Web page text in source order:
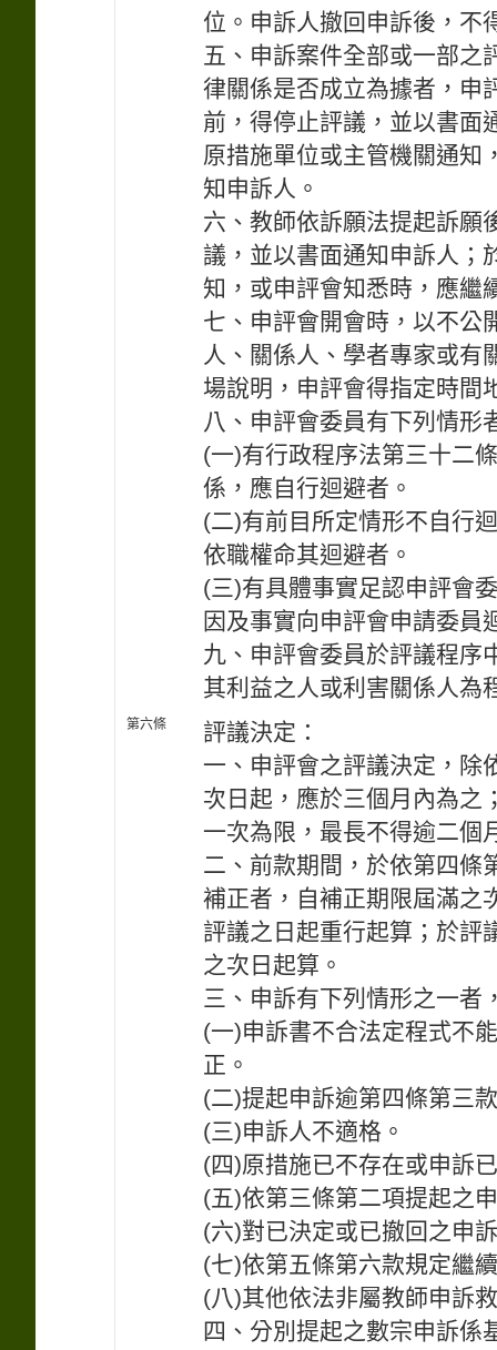
位。申訴人撤回申訴後，不
五、申訴案件全部或一部之
律關係是否成立為據者，申
前，得停止評議，並以書面
原措施單位或主管機關通知
知申訴人。
六、教師依訴願法提起訴願
議，並以書面通知申訴人；
知，或申評會知悉時，應繼
七、申評會開會時，以不公
人、關係人、學者專家或有
場說明，申評會得指定時間
八、申評會委員有下列情形
(一)有行政程序法第三十二
係，應自行迴避者。
(二)有前目所定情形不自行
依職權命其迴避者。
(三)有具體事實足認申評會
因及事實向申評會申請委員
九、申評會委員於評議程序
其利益之人或利害關係人為
第六條
評議決定：
一、申評會之評議決定，除
次日起，應於三個月內為之
一次為限，最長不得逾二個
二、前款期間，於依第四條
補正者，自補正期限屆滿之
評議之日起重行起算；於評
之次日起算。
三、申訴有下列情形之一者
(一)申訴書不合法定程式不
正。
(二)提起申訴逾第四條第三
(三)申訴人不適格。
(四)原措施已不存在或申訴
(五)依第三條第二項提起之
(六)對已決定或已撤回之申
(七)依第五條第六款規定繼
(八)其他依法非屬教師申訴
四、分別提起之數宗申訴係